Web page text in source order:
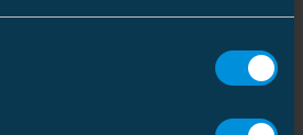
6438389018752
5220904